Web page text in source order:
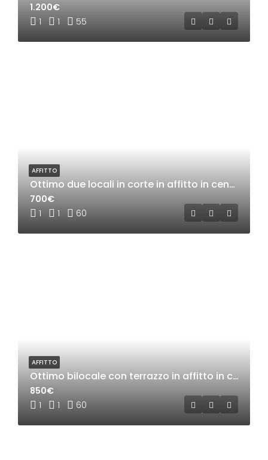
1 1 55
1.200€
Ottimo due locali in corte in affitto in centro a Rho
1 1 60
700€
AFFITTO
Ottimo bilocale con terrazzo in affitto in centro a Bollate
1 1 60
850€
AFFITTO